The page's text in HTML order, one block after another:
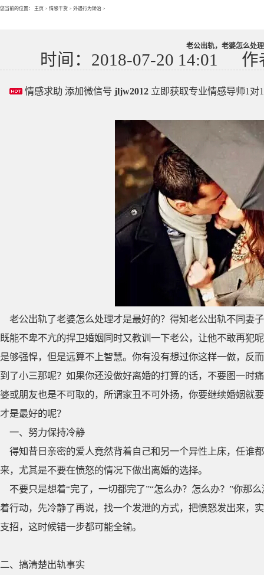
您当前的位置： 主页 > 情感干货 > 外遇行为矫治 >
老公出轨，老婆怎么处
时间：2018-07-20 14:01 作
情感求助 添加微信号 jljw2012 立即获取专业情感导师1对
老公出轨了老婆怎么处理才是最好的？得知老公出轨不同妻
既能不卑不亢的捍卫婚姻同时又教训一下老公，让他不敢再犯
是够强悍，但是远算不上智慧。你有没有想过你这样一做，反
到了小三那呢？如果你还没做好离婚的打算的话，不要图一时
婆或朋友也是不可取的，所谓家丑不可外扬，你要继续婚姻就
才是最好的呢？
一、努力保持冷静
得知昔日亲密的爱人竟然背着自己和另一个异性上床，任谁
来，尤其是不要在愤怒的情况下做出离婚的选择。
不要只是想着“完了，一切都完了”“怎么办？怎么办？”你那
着行动，先冷静了再说，找一个发泄的方式，把愤怒发出来，
支招，这时候错一步都可能全输。
二、搞清楚出轨事实